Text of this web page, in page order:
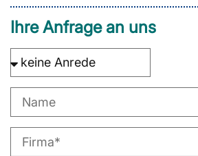
Ihre Anfrage an uns